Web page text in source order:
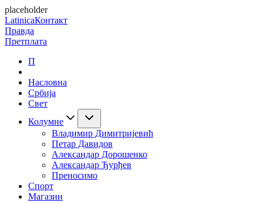
placeholder
LatinicaКонтакт
Правда
Претплата
П
Насловна
Србија
Свет
Колумне
Владимир Димитријевић
Петар Давидов
Александар Дорошенко
Александар Ђурђев
Преносимо
Спорт
Магазин